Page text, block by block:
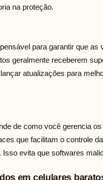
na proteção.
para garantir que
geralmente receberem
atualizações para
de como você gerencia
que facilitam o controle
evita que softwares
em celulares